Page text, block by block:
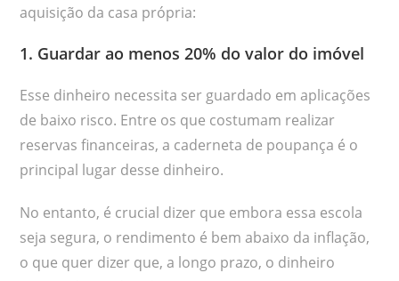
aquisição da casa própria:
1. Guardar ao menos 20% do valor do imóvel
Esse dinheiro necessita ser guardado em aplicações
de baixo risco. Entre os que costumam realizar
reservas financeiras, a caderneta de poupança é o
principal lugar desse dinheiro.
No entanto, é crucial dizer que embora essa escola
seja segura, o rendimento é bem abaixo da inflação,
o que quer dizer que, a longo prazo, o dinheiro